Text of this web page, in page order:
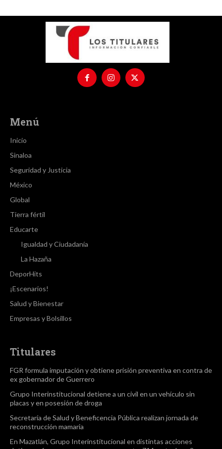
Menú
Inicio
Sinaloa
Seguridad y Justicia
México
Global
Tierra fértil
Educarte
Igualdad y Ciudadanía
La Hazaña
DeporHits
¡Escenarios!
Salud y Bienestar
Empresas y Bolsillos
Titulares
FGR formula imputación y obtiene prisión preventiva en contra de
ex gobernador de Guerrero
Grupo Interinstitucional detiene a un civil en un vehículo sin
placas y en posesión de droga
Secretaría de Salud y Beneficencia Pública realizan jornada de
reconstrucción mamaria
En Mazatlán, Grupo Interinstitucional en distintas acciones